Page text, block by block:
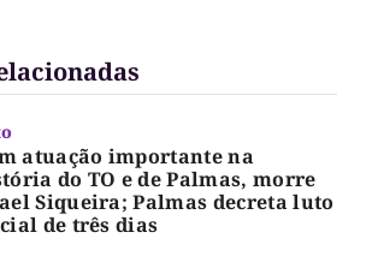
atuação importante na
do TO e de Palmas, morre
Siqueira; Palmas decreta luto
de três dias